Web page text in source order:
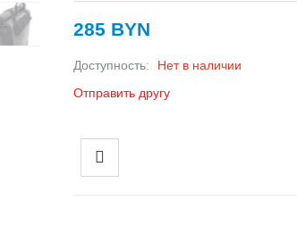
285 BYN
Доступность:
Нет в наличии
Отправить другу